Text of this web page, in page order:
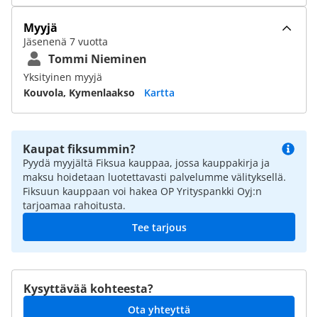
Myyjä
Jäsenenä 7 vuotta
Tommi Nieminen
Yksityinen myyjä
Kouvola, Kymenlaakso
Kartta
Kaupat fiksummin?
Pyydä myyjältä Fiksua kauppaa, jossa kauppakirja ja
maksu hoidetaan luotettavasti palvelumme välityksellä.
Fiksuun kauppaan voi hakea OP Yrityspankki Oyj:n
tarjoamaa rahoitusta.
Tee tarjous
Kysyttävää kohteesta?
Ota yhteyttä